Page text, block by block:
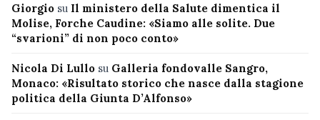
Giorgio su Il ministero della Salute dimentica il
Molise, Forche Caudine: «Siamo alle solite. Due
“svarioni” di non poco conto»
Nicola Di Lullo su Galleria fondovalle Sangro,
Monaco: «Risultato storico che nasce dalla stagione
politica della Giunta D’Alfonso»